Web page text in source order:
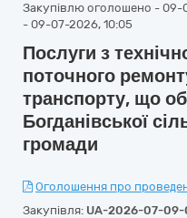
Закупівлю оголошено - 09-
- 09-07-2026, 10:05
Послуги з
поточного
транспорту, що
Богданівської
громади
Оголошення про
Закупівля: UA-2026-07-09-